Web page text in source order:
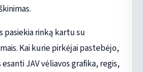
pasiekia rinką kartu su
Kai kurie pirkėjai pastebėjo,
JAV vėliavos grafika, regis,